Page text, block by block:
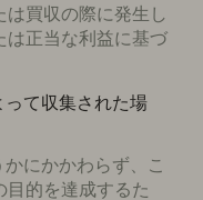
買収の際に発生し
は正当な利益に基づ
って収集された場
にかかわらず、こ
目的を達成するた